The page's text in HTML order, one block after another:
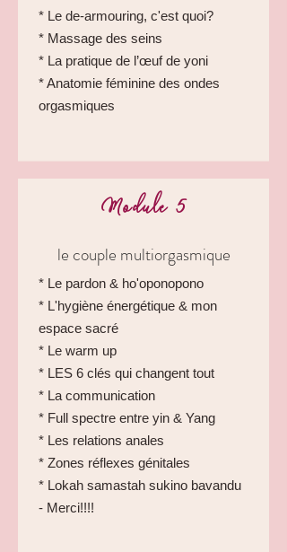
* Le de-armouring, c'est quoi?
* Massage des seins
* La pratique de l’œuf de yoni
* Anatomie féminine des ondes
orgasmiques
Module 5
le couple multiorgasmique
* Le pardon & ho'oponopono
* L'hygiène énergétique & mon
espace sacré
* Le warm up
* LES 6 clés qui changent tout
* La communication
* Full spectre entre yin & Yang
* Les relations anales
* Zones réflexes génitales
* Lokah samastah sukino bavandu
- Merci!!!!